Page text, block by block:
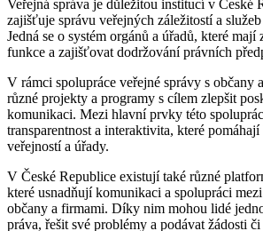
Veřejná správa je důležitou institucí v České
zajišťuje správu veřejných záležitostí a
Jedná se o systém orgánů a úřadů, které
funkce a zajišťovat dodržování právních
V rámci spolupráce veřejné správy s občany
různé projekty a programy s cílem zlepšit
komunikaci. Mezi hlavní prvky této
transparentnost a interaktivita, které
veřejností a úřady.
V České Republice existují také různé
které usnadňují komunikaci a spolupráci
občany a firmami. Díky nim mohou lidé
práva, řešit své problémy a podávat žádosti